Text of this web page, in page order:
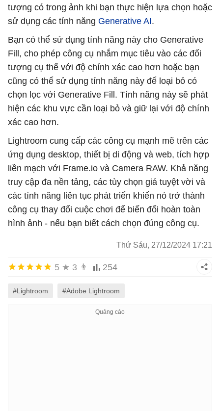
tượng có trong ảnh khi bạn thực hiện lựa chọn hoặc
sử dụng các tính năng Generative AI.
Bạn có thể sử dụng tính năng này cho Generative
Fill, cho phép công cụ nhắm mục tiêu vào các đối
tượng cụ thể với độ chính xác cao hơn hoặc bạn
cũng có thể sử dụng tính năng này để loại bỏ có
chọn lọc với Generative Fill. Tính năng này sẽ phát
hiện các khu vực cần loại bỏ và giữ lại với độ chính
xác cao hơn.
Lightroom cung cấp các công cụ mạnh mẽ trên các
ứng dụng desktop, thiết bị di động và web, tích hợp
liền mạch với Frame.io và Camera RAW. Khả năng
truy cập đa nền tảng, các tùy chọn giá tuyệt vời và
các tính năng liên tục phát triển khiến nó trở thành
công cụ thay đổi cuộc chơi để biến đổi hoàn toàn
hình ảnh - nếu bạn biết cách chọn đúng công cụ.
Thứ Sáu, 27/12/2024 17:21
5 ★ 3 👨 254
#Lightroom #Adobe Lightroom